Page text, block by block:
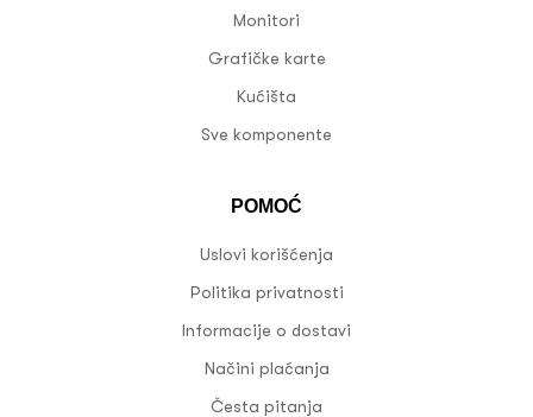
Monitori
Grafičke karte
Kućišta
Sve komponente
POMOĆ
Uslovi korišćenja
Politika privatnosti
Informacije o dostavi
Načini plaćanja
Česta pitanja